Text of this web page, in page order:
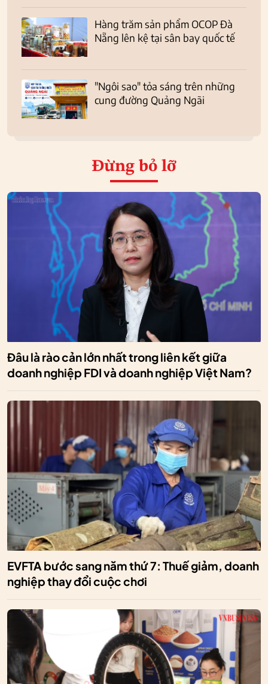
Hàng trăm sản phẩm OCOP Đà
Nẵng lên kệ tại sân bay quốc tế
"Ngôi sao" tỏa sáng trên những
cung đường Quảng Ngãi
Đừng bỏ lỡ
Đâu là rào cản lớn nhất trong liên kết giữa
doanh nghiệp FDI và doanh nghiệp Việt Nam?
EVFTA bước sang năm thứ 7: Thuế giảm, doanh
nghiệp thay đổi cuộc chơi